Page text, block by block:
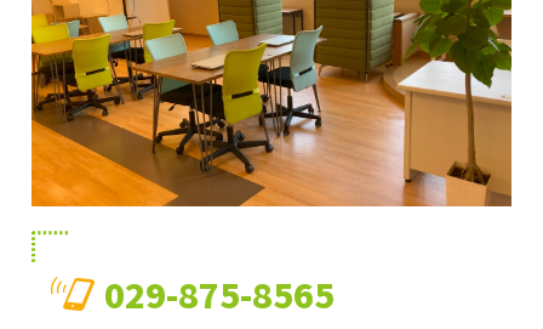
029-875-8565